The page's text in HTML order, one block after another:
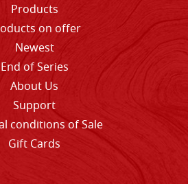
Products
on offer
Newest
End of Series
About Us
Support
conditions of Sale
Gift Cards